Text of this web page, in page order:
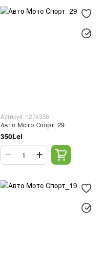
Артикул: 1274336
Авто Мото Спорт_29
350Lei